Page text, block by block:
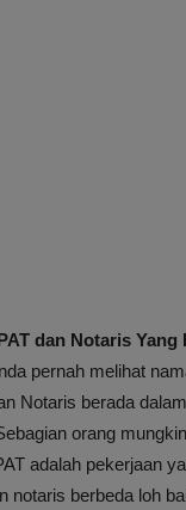
dan Notaris Yang
pernah melihat
Notaris berada
orang
adalah pekerjaan
notaris berbeda loh